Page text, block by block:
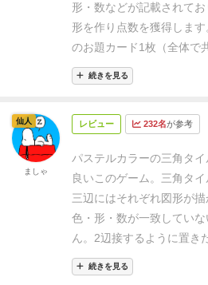
形・数などが記載されてお
形を作り点数を獲得します
のお題カード1枚（全体で
枚がありそちらに書かれて
クリアしていたら点数が追
みし、タイルタワーをつく
ーから1枚タイルを獲得し
ったら、それを左隣の人に
が自分の最初のタイルです
が上を向くように、自分
イルを場に置いたら スター
タート』のかけごえ。
続きを見る
レビュー 232名が参考
パステルカラーの三角タ
良いこのゲーム。 三角タイ
三辺にはそれぞれ図形が描
色・形・数が一致してい
ん。 2辺接するように置き
の縛りが発生するため、
いうジレンマ。
続きを見る
仙人
ましゃ